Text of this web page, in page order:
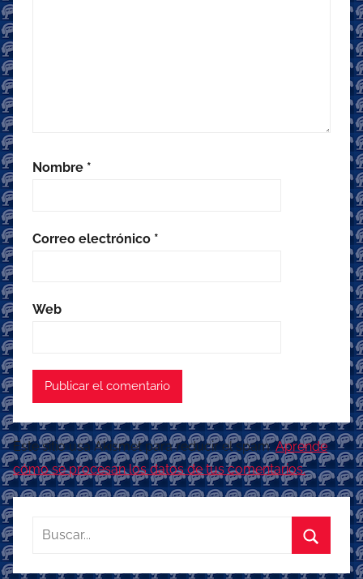
Nombre *
Correo electrónico *
Web
Este sitio usa Akismet para reducir el spam.Aprende
cómo se procesan los datos de tus comentarios.
Buscar:
Buscar